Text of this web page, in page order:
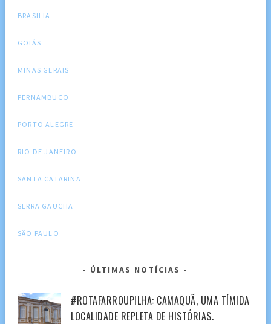
BRASILIA
GOIÁS
MINAS GERAIS
PERNAMBUCO
PORTO ALEGRE
RIO DE JANEIRO
SANTA CATARINA
SERRA GAUCHA
SÃO PAULO
ÚLTIMAS NOTÍCIAS
#ROTAFARROUPILHA: CAMAQUÃ, UMA TÍMIDA
LOCALIDADE REPLETA DE HISTÓRIAS.